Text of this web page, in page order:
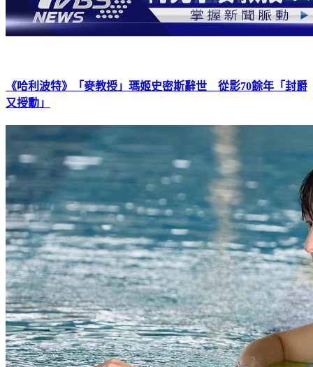
《哈利波特》「麥教授」瑪姬史密斯辭世 從影70餘年「封爵
又授勳」